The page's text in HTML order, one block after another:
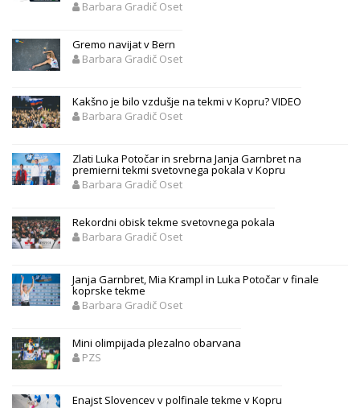
Barbara Gradič Oset
Gremo navijat v Bern
Barbara Gradič Oset
Kakšno je bilo vzdušje na tekmi v Kopru? VIDEO
Barbara Gradič Oset
Zlati Luka Potočar in srebrna Janja Garnbret na
premierni tekmi svetovnega pokala v Kopru
Barbara Gradič Oset
Rekordni obisk tekme svetovnega pokala
Barbara Gradič Oset
Janja Garnbret, Mia Krampl in Luka Potočar v finale
koprske tekme
Barbara Gradič Oset
Mini olimpijada plezalno obarvana
PZS
Enajst Slovencev v polfinale tekme v Kopru